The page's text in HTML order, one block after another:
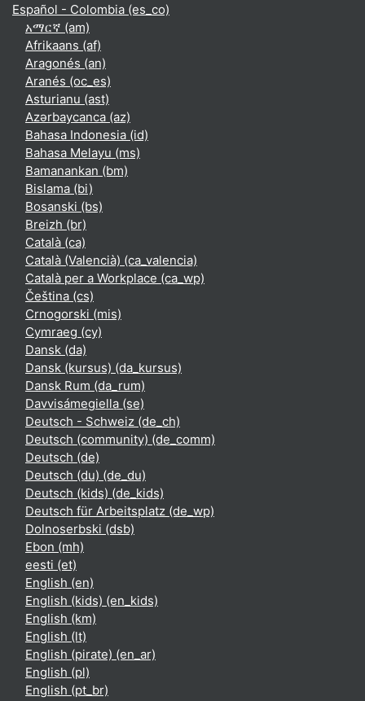
Español - Colombia ‎(es_co)‎
አማርኛ ‎(am)‎
Afrikaans ‎(af)‎
Aragonés ‎(an)‎
Aranés ‎(oc_es)‎
Asturianu ‎(ast)‎
Azərbaycanca ‎(az)‎
Bahasa Indonesia ‎(id)‎
Bahasa Melayu ‎(ms)‎
Bamanankan ‎(bm)‎
Bislama ‎(bi)‎
Bosanski ‎(bs)‎
Breizh ‎(br)‎
Català ‎(ca)‎
Català (Valencià) ‎(ca_valencia)‎
Català per a Workplace ‎(ca_wp)‎
Čeština ‎(cs)‎
Crnogorski ‎(mis)‎
Cymraeg ‎(cy)‎
Dansk ‎(da)‎
Dansk (kursus) ‎(da_kursus)‎
Dansk Rum ‎(da_rum)‎
Davvisámegiella ‎(se)‎
Deutsch - Schweiz ‎(de_ch)‎
Deutsch (community) ‎(de_comm)‎
Deutsch ‎(de)‎
Deutsch (du) ‎(de_du)‎
Deutsch (kids) ‎(de_kids)‎
Deutsch für Arbeitsplatz ‎(de_wp)‎
Dolnoserbski ‎(dsb)‎
Ebon ‎(mh)‎
eesti ‎(et)‎
English ‎(en)‎
English (kids) ‎(en_kids)‎
English ‎(km)‎
English ‎(lt)‎
English (pirate) ‎(en_ar)‎
English ‎(pl)‎
English ‎(pt_br)‎